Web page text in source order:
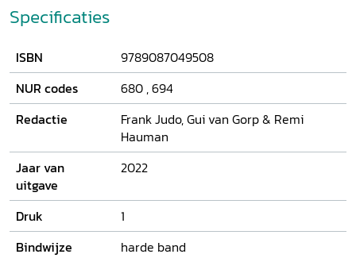
denkoefening wel leuk en ook zinvol, zeker als je ze
overlaat aan mensen die een gedegen kennis van het
heden. Daarom heeft het Algemeen-Nederlands Verbond,
bij gelegenheid van zijn eigen 125ste verjaardag en die van
haar verenigingsbladNeerlandia
de kern van de Lage Landen samen te vatten rond
God, water, taal, vrjheid, smaak, weven
enmuziek. Het resultaat leest als iets tussen een Hollands
stilleven en een fantasie van Jeroen Bosch.
Specificaties
ISBN
9789087049508
NUR codes
680 ,694
Redactie
Frank Judo, Gui van Gorp & Remi
Hauman
Jaar van
uitgave
2022
Druk
1
Bindwijze
harde band